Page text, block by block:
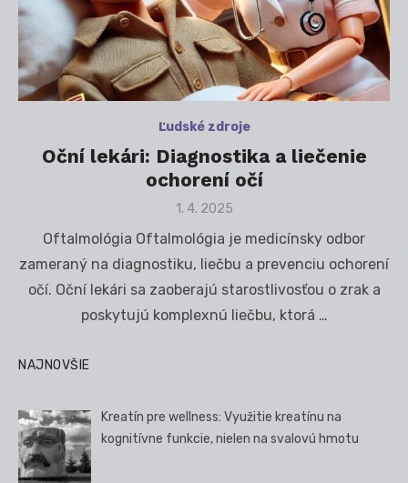
Ľudské zdroje
Oční lekári: Diagnostika a liečenie
ochorení očí
Posted
1. 4. 2025
Oftalmológia Oftalmológia je medicínsky odbor
zameraný na diagnostiku, liečbu a prevenciu ochorení
očí. Oční lekári sa zaoberajú starostlivosťou o zrak a
poskytujú komplexnú liečbu, ktorá …
NAJNOVŠIE
Kreatín pre wellness: Využitie kreatínu na
kognitívne funkcie, nielen na svalovú hmotu